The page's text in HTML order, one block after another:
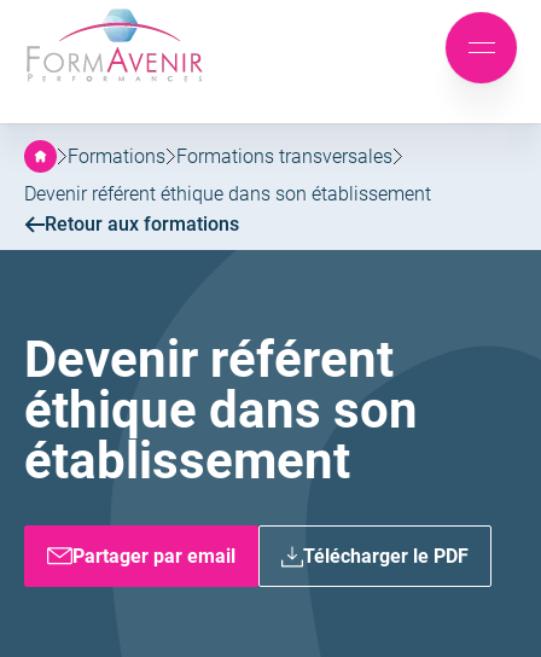
Aller
au
menu
Aller
au
contenu
Formavenir
Performances
Mobile
menu
Formations Formations transversales
Devenir référent éthique dans son établissement
Retour aux formations
Devenir référent
éthique dans son
établissement
Partager par email Télécharger le PDF